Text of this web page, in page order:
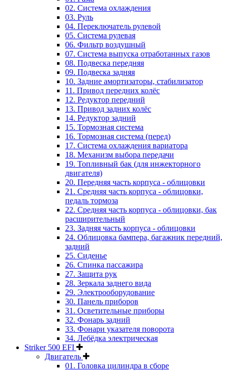
02. Система охлаждения
03. Руль
04. Переключатель рулевой
05. Система рулевая
06. Фильтр воздушный
07. Система выпуска отработанных газов
08. Подвеска передняя
09. Подвеска задняя
10. Задние амортизаторы, стабилизатор
11. Привод передних колёс
12. Редуктор передний
13. Привод задних колёс
14. Редуктор задний
15. Тормозная система
16. Тормозная система (перед)
17. Система охлаждения вариатора
18. Механизм выбора передачи
19. Топливный бак (для инжекторного
двигателя)
20. Передняя часть корпуса - облицовки
21. Средняя часть корпуса - облицовки,
педаль тормоза
22. Средняя часть корпуса - облицовки, бак
расширительный
23. Задняя часть корпуса - облицовки
24. Облицовка бампера, багажник передний,
задний
25. Сиденье
26. Спинка пассажира
27. Защита рук
28. Зеркала заднего вида
29. Электрооборудование
30. Панель приборов
31. Oсветительные приборы
32. Фонарь задний
33. Фонари указателя поворота
34. Лебёдка электрическая
Striker 500 EFI
Двигатель
01. Головка цилиндра в сборе